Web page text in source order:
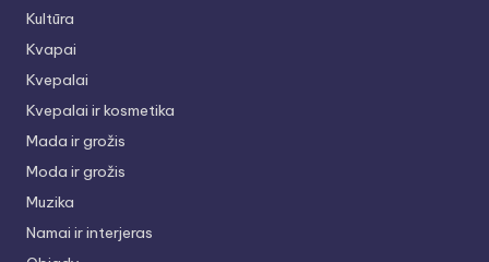
Kultūra
Kvapai
Kvepalai
Kvepalai ir kosmetika
Mada ir grožis
Moda ir grožis
Muzika
Namai ir interjeras